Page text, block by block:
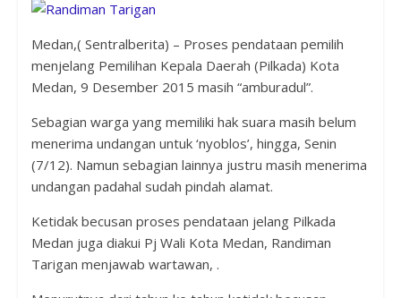
Medan,( Sentralberita) – Proses pendataan pemilih
menjelang Pemilihan Kepala Daerah (Pilkada) Kota
Medan, 9 Desember 2015 masih “amburadul”.
Sebagian warga yang memiliki hak suara masih belum
menerima undangan untuk ‘nyoblos’, hingga, Senin
(7/12). Namun sebagian lainnya justru masih menerima
undangan padahal sudah pindah alamat.
Ketidak becusan proses pendataan jelang Pilkada
Medan juga diakui Pj Wali Kota Medan, Randiman
Tarigan menjawab wartawan, .